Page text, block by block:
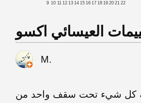
9 10 11 12 13 14 15 16 17 18 19 20 21 22
العيسائي اكسو
M.
كل شيء تحت سقف واحد من